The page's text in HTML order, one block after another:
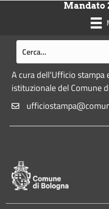
Mandato
A cura dell'Ufficio stampa
istituzionale del Comune